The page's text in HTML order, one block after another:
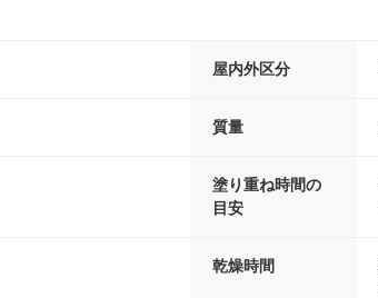
屋内外区分
質量
塗り重ね時間の
目安
乾燥時間